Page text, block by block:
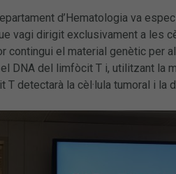
d’Hematologia va
vagi dirigit exclusivament a les
el material genètic per
el DNA del limfòcit T i, utilitzant la
detectarà la cèl·lula tumoral i la